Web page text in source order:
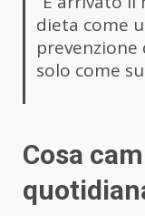
dieta come
solo come
Cosa